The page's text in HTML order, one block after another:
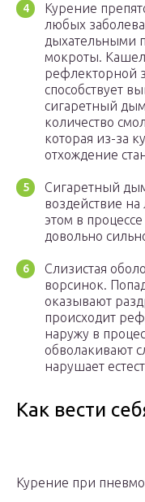
Курение
любых
дыхательными
мокроты.
рефлекторной
способствует
сигаретный
количество
которая из-за
отхождение
Сигаретный
воздействие
этом в
довольно
Слизистая
ворсинок.
оказывают
происходит
наружу в
обволакивают
нарушает
Как вести
Курение при